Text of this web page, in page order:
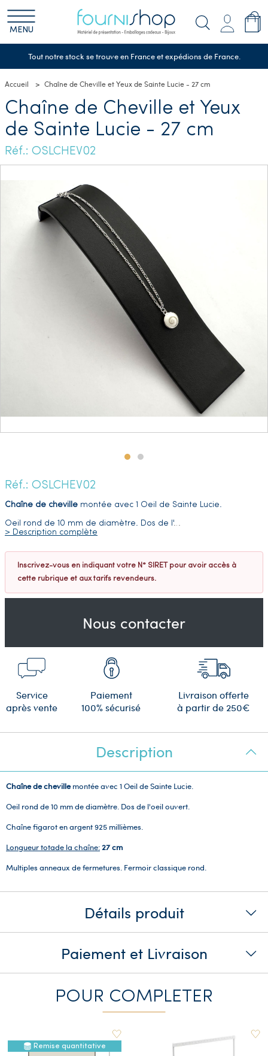
MENU
Tout notre stock se trouve en France et expédions de France.
Accueil Chaîne de Cheville et Yeux de Sainte Lucie - 27 cm
Chaîne de Cheville et Yeux
de Sainte Lucie - 27 cm
Réf.: OSLCHEV02
Réf.: OSLCHEV02
Chaîne de cheville montée avec 1 Oeil de Sainte Lucie.
Oeil rond de 10 mm de diamètre. Dos de l'…
> Description complète
Inscrivez-vous en indiquant votre N° SIRET pour avoir accès à
cette rubrique et aux tarifs revendeurs.
Nous contacter
Service
après vente
Paiement
100% sécurisé
Livraison offerte
à partir de 250€
Description
Chaîne de chevillemontée avec 1 Oeil de Sainte Lucie.
Oeil rond de 10 mm de diamètre. Dos de l'oeil ouvert.
Chaîne figarot en argent 925 millièmes.
Longueur totade la chaîne:27 cm
Multiples anneaux de fermetures. Fermoir classique rond.
Détails produit
Paiement et Livraison
POUR COMPLETER
Remise quantitative